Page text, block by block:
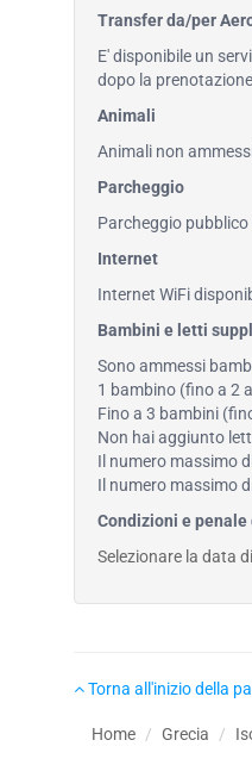
Transfer da/per
E' disponibile un
dopo la
Animali
Animali non
Parcheggio
Parcheggio
Internet
Internet WiFi
Bambini e letti
Sono ammessi
1 bambino (fino a 2
Fino a 3 bambini
Non hai aggiunto
Il numero massimo
Il numero massimo
Condizioni e
Selezionare la data
Torna all'inizio della
Home Grecia